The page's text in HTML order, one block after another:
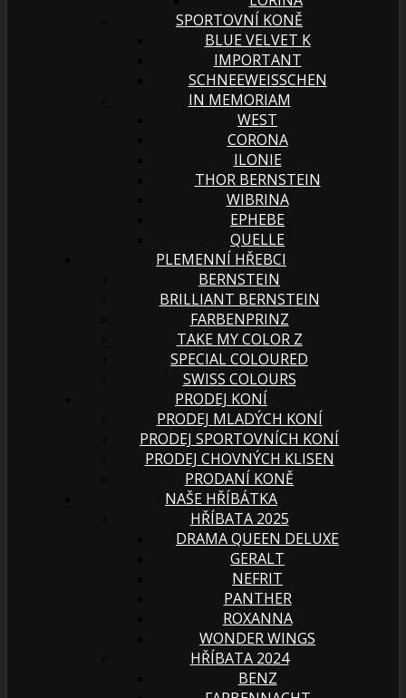
SPORTOVNÍ KONĚ
BLUE VELVET K
IMPORTANT
SCHNEEWEISSCHEN
IN MEMORIAM
WEST
CORONA
ILONIE
THOR BERNSTEIN
WIBRINA
EPHEBE
QUELLE
PLEMENNÍ HŘEBCI
BERNSTEIN
BRILLIANT BERNSTEIN
FARBENPRINZ
TAKE MY COLOR Z
SPECIAL COLOURED
SWISS COLOURS
PRODEJ KONÍ
PRODEJ MLADÝCH KONÍ
PRODEJ SPORTOVNÍCH KONÍ
PRODEJ CHOVNÝCH KLISEN
PRODANÍ KONĚ
NAŠE HŘÍBÁTKA
HŘÍBATA 2025
DRAMA QUEEN DELUXE
GERALT
NEFRIT
PANTHER
ROXANNA
WONDER WINGS
HŘÍBATA 2024
BENZ